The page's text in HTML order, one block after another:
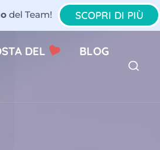
del Team! SCOPRI DI PIÙ
DEL BLOG